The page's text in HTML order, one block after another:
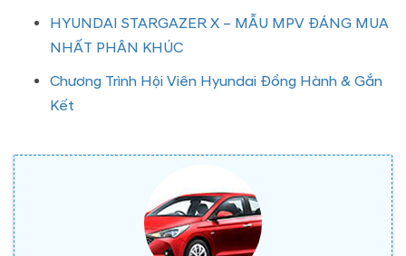
HYUNDAI STARGAZER X – MẪU MPV ĐÁNG MUA
NHẤT PHÂN KHÚC
Chương Trình Hội Viên Hyundai Đồng Hành & Gắn
Kết